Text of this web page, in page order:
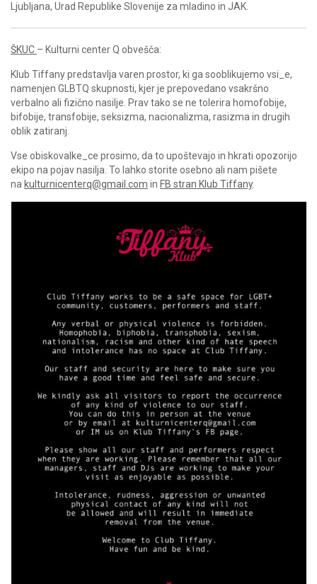
Ljubljana, Urad Republike Slovenije za mladino in JAK.
ŠKUC – Kulturni center Q obvešča:
Klub Tiffany predstavlja varen prostor, ki ga sooblikujemo vsi_e,
namenjen GLBTQ skupnosti, kjer je prepovedano vsakršno
verbalno ali fizično nasilje. Prav tako se ne tolerira homofobije,
bifobije, transfobije, seksizma, nacionalizma, rasizma in drugih
oblik zatiranj.
Vse obiskovalke_ce prosimo, da to upoštevajo in hkrati opozorijo
ekipo na pojav nasilja. To lahko storite osebno ali nam pišete
na kulturnicenterq@gmail.com in FB stran Klub Tiffany.